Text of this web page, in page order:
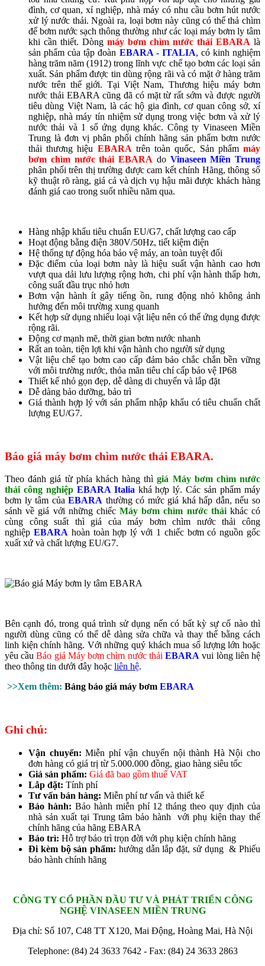
đình, cơ quan, xí nghiệp, nhà máy có nhu cầu bơm hút nước
xử lý nước thải. Ngoài ra, loại bơm này cũng có thể thả chìm
để bơm nước sạch thông thường như các loại máy bơm ly tâm
khi cần thiết. Dòng máy bơm chìm nước thải EBARA là
sản phẩm của tập đoàn EBARA - ITALIA, có kinh nghiệm
hàng trăm năm (1912) trong lĩnh vực chế tạo bơm các loại sản
xuất. Sản phẩm được tin dùng rộng rãi và có mặt ở hàng trăm
nước trên thế giới. Tại Việt Nam, Thương hiệu máy bơm
nước thải EBARA cũng đã có mặt từ rất sớm và được người
tiêu dùng Việt Nam, là các hộ gia đình, cơ quan công sở, xí
nghiệp, nhà máy tín nhiệm sử dụng trong việc bơm và xử lý
nước thải và 1 số ứng dụng khác. Công ty Vinaseen Miền
Trung là đơn vị phân phối chính hãng sản phẩm bơm nước
thải thương hiệu EBARA trên toàn quốc, Sản phẩmmáy
bơm chìm nước thải EBARA do Vinaseen Miền Trung
phân phối trên thị trường được cam kết chính Hãng, thông số
kỹ thuật rõ ràng, giá cả và dịch vụ hậu mãi được khách hàng
đánh giá cao trong suốt nhiều năm qua.
Hàng nhập khẩu tiêu chuẩn EU/G7, chất lượng cao cấp
Hoạt động bằng điện 380V/50Hz, tiết kiệm điện
Hệ thống tự động hóa bảo vệ máy, an toàn tuyệt đối
Đặc điểm của loại bơm này là hiệu suất vận hành cao hơn
vượt qua dải lưu lượng rộng hơn, chi phí vận hành thấp hơn,
công suất đầu trục nhỏ hơn
Bơm vận hành ít gây tiếng ồn, rung động nhỏ không ảnh
hưởng đến môi trường xung quanh
Kết hợp sử dụng nhiểu loại vật liệu nên có thể ứng dụng được
rộng rãi.​
Động cơ mạnh mẽ, thời gian bơm nước nhanh
Rất an toàn, tiện lợi khi vận hành cho người sử dụng
Vật liệu chế tạo bơm cao cấp đảm bảo chắc chắn bền vững
với môi trường nước, thỏa mãn tiêu chí cấp bảo vệ IP68
Thiết kế nhỏ gọn đẹp, dễ dàng di chuyển và lắp đặt
Dễ dàng bảo dưỡng, bảo trì
Giá thành hợp lý với sản phẩm nhập khẩu có tiêu chuẩn chất
lượng EU/G7.
Báo giá máy bơm chìm nước thải EBARA.
Theo đánh giá từ phía khách hàng thìgiá Máy bơm chìm nước
thải công nghiệp EBARA Italia khá hợp lý. Các sản phẩm máy
bơm ly tâm củaEBARA thường có mức giá khá hấp dẫn, nếu so
sánh về giá với những chiếc Máy bơm chìm nước thải khác có
cùng công suất thì giá của máy bơm chìm nước thải công
nghiệp EBARA hoàn toàn hợp lý với 1 chiếc bơm có nguồn gốc
xuất xứ và chất lượng EU/G7.
Bên cạnh đó, trong quá trình sử dụng nến có bất kỳ sự cố nào thì
người dùng cũng có thể dễ dàng sửa chữa và thay thế bằng cách
linh kiện chính hãng. Với những quý khách mua số lượng lớn hoặc
yêu cầuBáo giá Máy bơm chìm nước thảiEBARA vui lòng liên hệ
theo thông tin dưới đây hoặc liên hệ.
>>Xem thêm: Bảng báo giá máy bơm EBARA
Ghi chú:
Vận chuyển: Miễn phí vận chuyển nội thành Hà Nội cho
đơn hàng có giá trị từ 5.000.000 đồng, giao hàng siêu tốc
Giá sản phẩm: Giá đã bao gồm thuế VAT
Lắp đặt: Tính phí
Tư vấn bán hàng: Miễn phí tư vấn và thiết kế
Bảo hành: Bảo hành miễn phí 12 tháng theo quy định của
nhà sản xuất tại Trung tâm bảo hành với phụ kiện thay thế
chính hãng của hãng EBARA
Bảo trì: Hỗ trợ bảo trì trọn đời với phụ kiện chính hãng
Đi kèm bộ sản phẩm: hướng dẫn lắp đặt, sử dụng & Phiếu
bảo hành chính hãng
CÔNG TY CỔ PHẦN ĐẦU TƯ VÀ PHÁT TRIỂN CÔNG
NGHỆ VINASEEN MIỀN TRUNG
Địa chỉ: Số 107, C48 TT X120, Mai Động, Hoàng Mai, Hà Nội
Telephone: (84) 24 3633 7642 - Fax: (84) 24 3633 2863